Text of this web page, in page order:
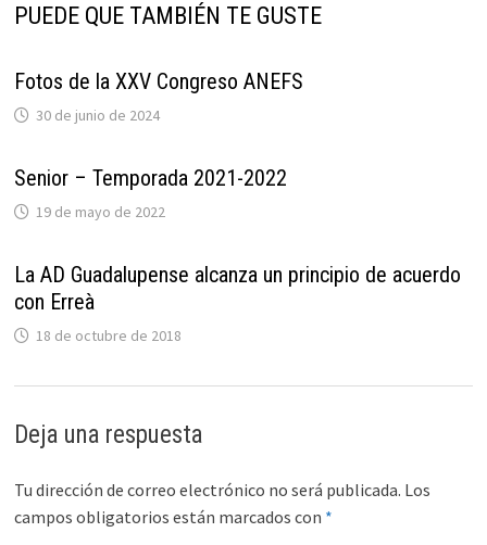
PUEDE QUE TAMBIÉN TE GUSTE
Fotos de la XXV Congreso ANEFS
30 de junio de 2024
Senior – Temporada 2021-2022
19 de mayo de 2022
La AD Guadalupense alcanza un principio de acuerdo
con Erreà
18 de octubre de 2018
Deja una respuesta
Tu dirección de correo electrónico no será publicada. Los
campos obligatorios están marcados con *